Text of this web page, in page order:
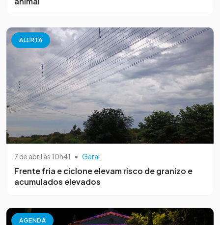
ALERTA
7 de abril às 10h41 • Geral
Frente fria e ciclone elevam risco de granizo e
acumulados elevados
AGENDA